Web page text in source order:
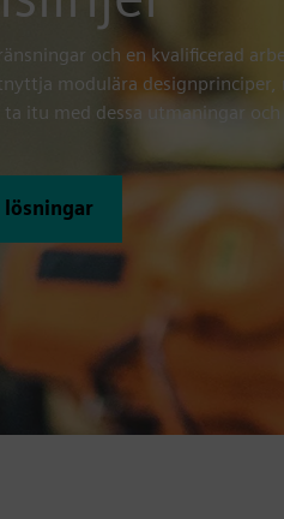
och en kvalificerad
modulära designprinciper,
itu med dessa utmaningar
lösningar